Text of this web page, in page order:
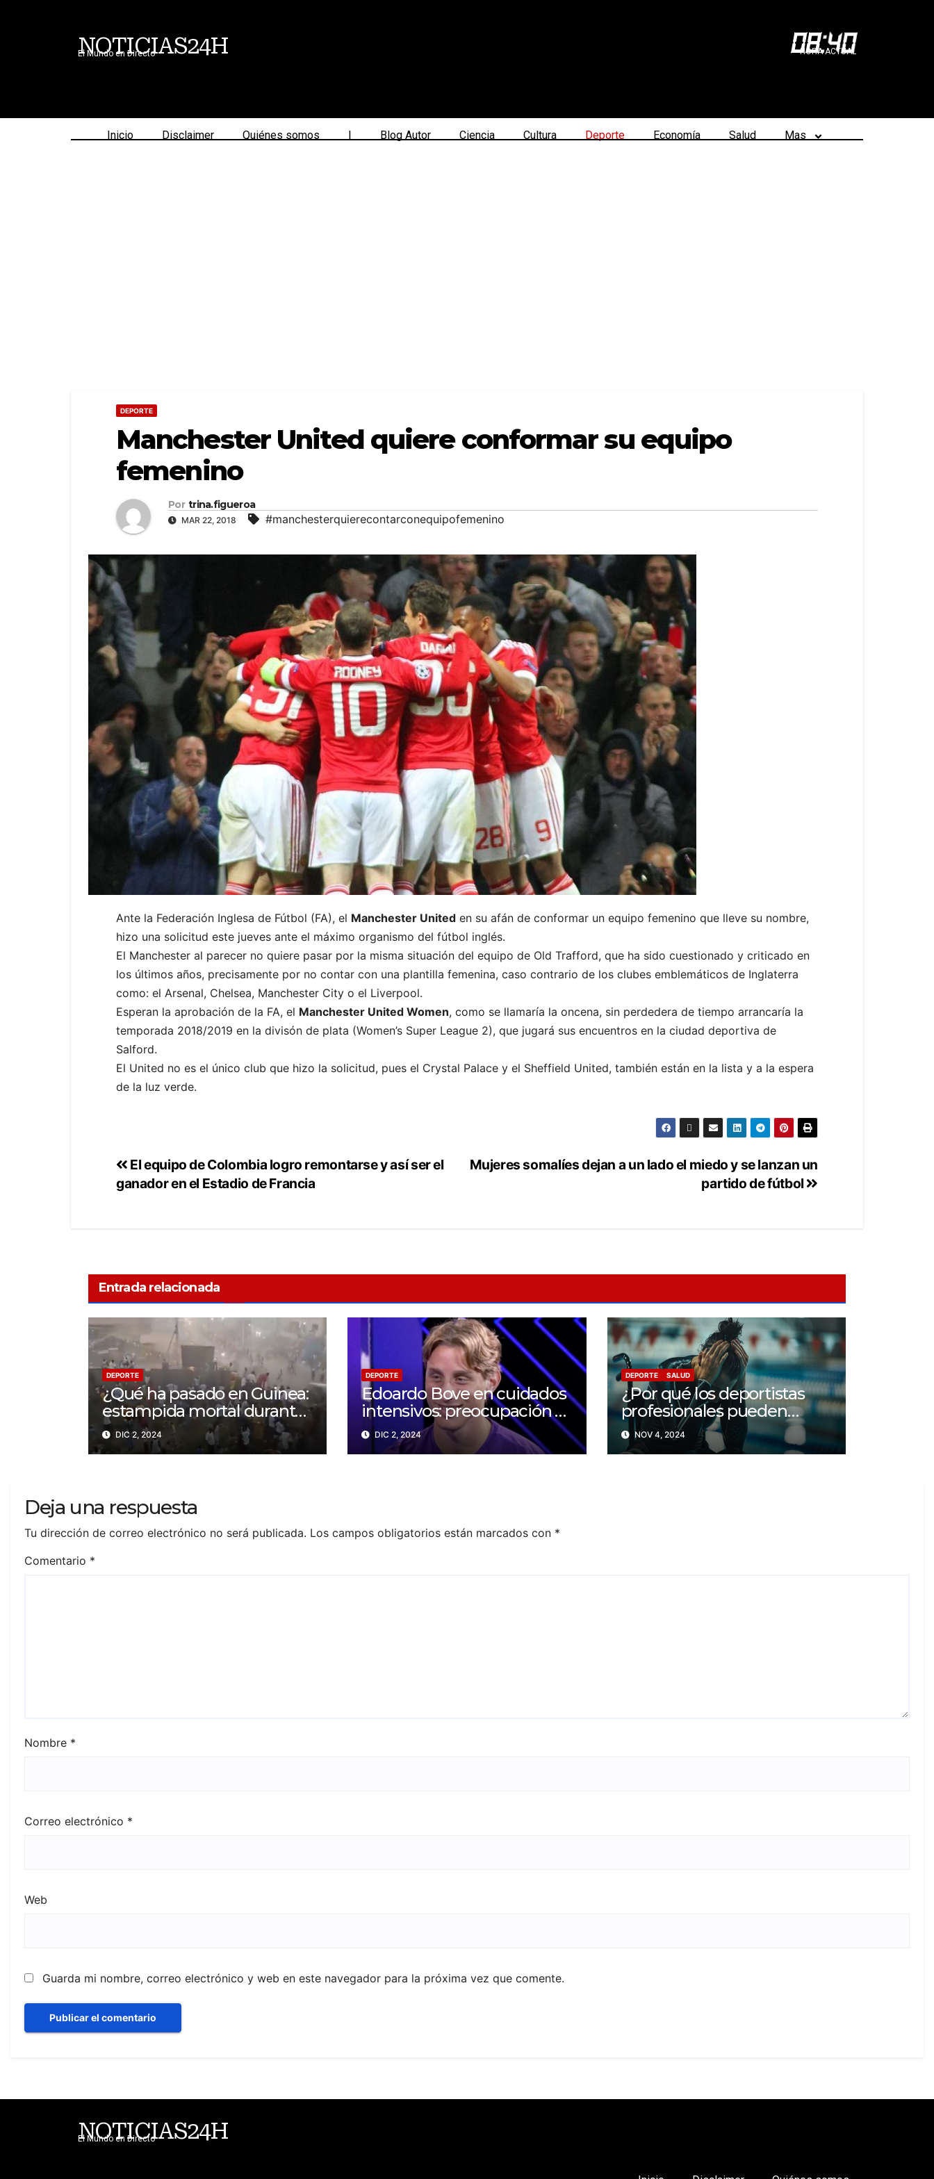
NOTICIAS24H
El Mundo en Directo 08:40
HORA ACTUAL
Inicio Disclaimer Quiénes somos | Blog Autor Ciencia Cultura Deporte Economía Salud Mas
DEPORTE
Manchester United quiere conformar su equipo
femenino
Por trina.figueroa
MAR 22, 2018 #manchesterquierecontarconequipofemenino
Ante la Federación Inglesa de Fútbol (FA), el Manchester United en su afán de conformar un equipo femenino que lleve su nombre,
hizo una solicitud este jueves ante el máximo organismo del fútbol inglés.
El Manchester al parecer no quiere pasar por la misma situación del equipo de Old Trafford, que ha sido cuestionado y criticado en
los últimos años, precisamente por no contar con una plantilla femenina, caso contrario de los clubes emblemáticos de Inglaterra
como: el Arsenal, Chelsea, Manchester City o el Liverpool.
Esperan la aprobación de la FA, el Manchester United Women, como se llamaría la oncena, sin perdedera de tiempo arrancaría la
temporada 2018/2019 en la divisón de plata (Women’s Super League 2), que jugará sus encuentros en la ciudad deportiva de
Salford.
El United no es el único club que hizo la solicitud, pues el Crystal Palace y el Sheffield United, también están en la lista y a la espera
de la luz verde.
Mujeres somalíes dejan a un lado el miedo y se lanzan un
partido de fútbol
El equipo de Colombia logro remontarse y así ser el
ganador en el Estadio de Francia
Entrada relacionada
DEPORTE
¿Qué ha pasado en Guinea:
estampida mortal durante
un partido en N’Zérékoré
DIC 2, 2024
DEPORTE
Edoardo Bove en cuidados
intensivos: preocupación y
solidaridad en el mundo
del fútbol
DIC 2, 2024
DEPORTE SALUD
¿Por qué los deportistas
profesionales pueden
llegar a tener problemas
con su salud mental?
NOV 4, 2024
Deja una respuesta
Tu dirección de correo electrónico no será publicada. Los campos obligatorios están marcados con *
Comentario *
Nombre *
Correo electrónico *
Web
Guarda mi nombre, correo electrónico y web en este navegador para la próxima vez que comente.
NOTICIAS24H
El Mundo en Directo